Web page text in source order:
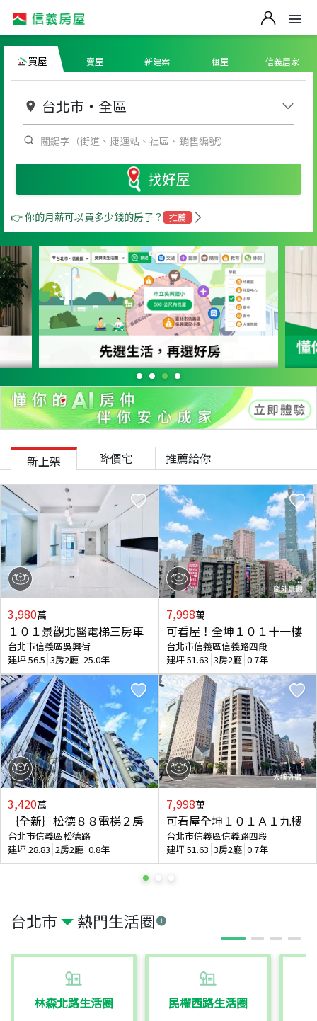
買屋 賣屋 新建案 租屋 信義居家
台北市 ・ 全區
找好屋
👉 你的月薪可以買多少錢的房子？ 推薦
台北市 熱門生活圈
林森北路生活圈 民權西路生活圈
新上架 降價宅 推薦給你
3,980萬
１０１景觀北醫電梯三房車
台北市信義區吳興街
建坪56.5 3房2廳 25.0年
3,420萬
｛全新｝松德８８電梯２房
台北市信義區松德路
建坪28.83 2房2廳 0.8年
7,998萬
可看屋！全坤１０１十一樓
台北市信義區信義路四段
建坪51.63 3房2廳 0.7年
7,998萬
可看屋全坤１０１Ａ１九樓
台北市信義區信義路四段
建坪51.63 3房2廳 0.7年